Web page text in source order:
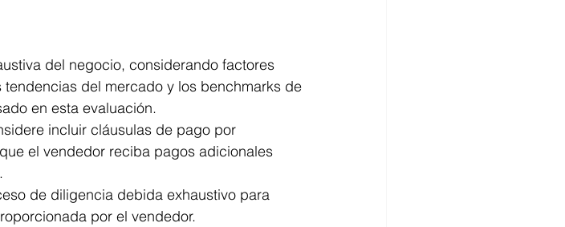
del negocio, considerando factores
del mercado y los benchmarks de
en esta evaluación.
incluir cláusulas de pago por
el vendedor reciba pagos adicionales
de diligencia debida exhaustivo para
por el vendedor.